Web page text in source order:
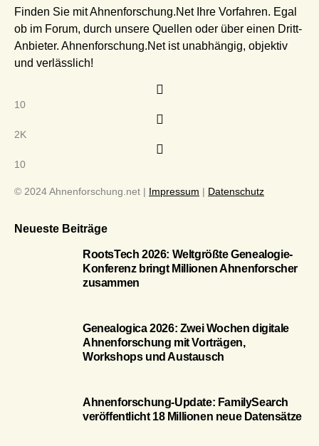
Finden Sie mit Ahnenforschung.Net Ihre Vorfahren. Egal
ob im Forum, durch unsere Quellen oder über einen Dritt-
Anbieter. Ahnenforschung.Net ist unabhängig, objektiv
und verlässlich!
10
2K
10
© 2024 Ahnenforschung.net | Impressum | Datenschutz
Neueste Beiträge
RootsTech 2026: Weltgrößte Genealogie-
Konferenz bringt Millionen Ahnenforscher
zusammen
Genealogica 2026: Zwei Wochen digitale
Ahnenforschung mit Vorträgen,
Workshops und Austausch
Ahnenforschung-Update: FamilySearch
veröffentlicht 18 Millionen neue Datensätze